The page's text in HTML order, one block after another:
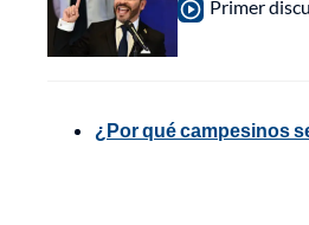
Primer
¿Por qué campesinos